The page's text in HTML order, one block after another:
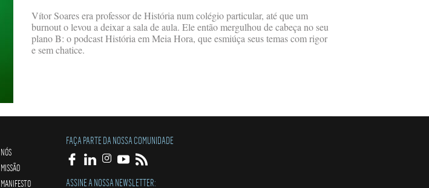
Vítor Soares era professor de História num colégio particular, até que um
burnout o levou a deixar a sala de aula. Ele então mergulhou de cabeça no seu
plano B: o podcast História em Meia Hora, que esmiúça seus temas com rigor
e sem chatice.
NÓS
MISSÃO
MANIFESTO
FAÇA PARTE DA NOSSA COMUNIDADE
ASSINE A NOSSA NEWSLETTER: